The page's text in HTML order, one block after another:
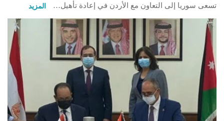
تسعى سوريا إلى التعاون مع الأردن في إعادة تأهيل…
المزيد